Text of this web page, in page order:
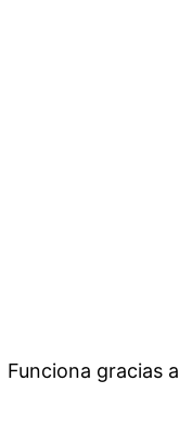
Funciona gracias a